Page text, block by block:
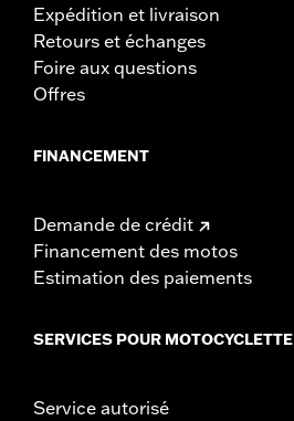
Expédition et livraison
Retours et échanges
Foire aux questions
Offres
FINANCEMENT
Demande de crédit
Financement des motos
Estimation des paiements
SERVICES POUR MOTOCYCLETTE
Service autorisé